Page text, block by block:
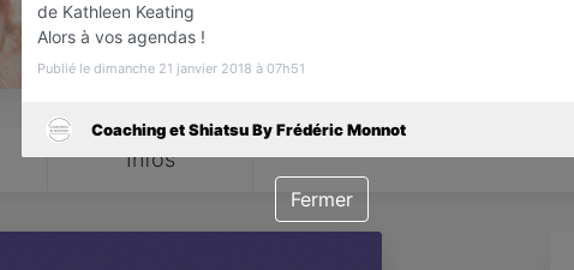
Infos
de Kathleen Keating
Alors à vos agendas !
Publié le dimanche 21 janvier 2018 à 07h51
Coaching et Shiatsu By Frédéric Monnot
Fermer